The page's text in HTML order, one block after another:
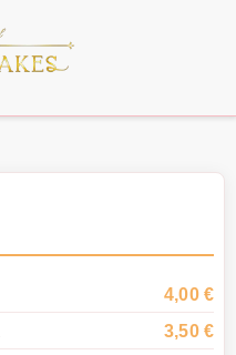
4,00 €
3,50 €